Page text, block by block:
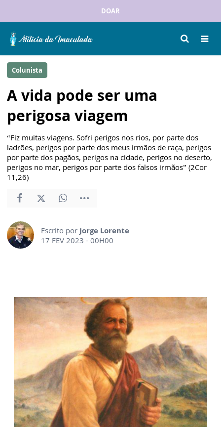
DOAR
Colunista
A vida pode ser uma
perigosa viagem
“Fiz muitas viagens. Sofri perigos nos rios, por parte dos
ladrões, perigos por parte dos meus irmãos de raça, perigos
por parte dos pagãos, perigos na cidade, perigos no deserto,
perigos no mar, perigos por parte dos falsos irmãos” (2Cor
11,26)
Escrito por Jorge Lorente
17 FEV 2023 - 00H00